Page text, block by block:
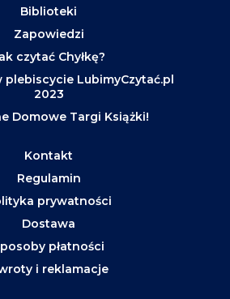
Biblioteki
Zapowiedzi
czytać Chyłkę?
plebiscycie LubimyCzytać.pl
2023
Domowe Targi Książki!
Kontakt
Regulamin
prywatności
Dostawa
płatności
i reklamacje